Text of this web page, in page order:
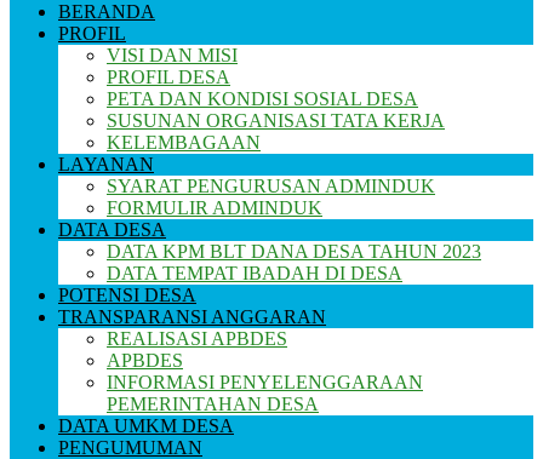
BERANDA
PROFIL
VISI DAN MISI
PROFIL DESA
PETA DAN KONDISI SOSIAL DESA
SUSUNAN ORGANISASI TATA KERJA
KELEMBAGAAN
LAYANAN
SYARAT PENGURUSAN ADMINDUK
FORMULIR ADMINDUK
DATA DESA
DATA KPM BLT DANA DESA TAHUN 2023
DATA TEMPAT IBADAH DI DESA
POTENSI DESA
TRANSPARANSI ANGGARAN
REALISASI APBDES
APBDES
INFORMASI PENYELENGGARAAN
PEMERINTAHAN DESA
DATA UMKM DESA
PENGUMUMAN